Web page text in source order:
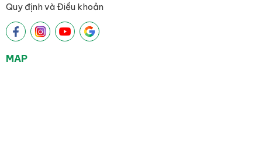
Quy định và Điều khoản
MAP